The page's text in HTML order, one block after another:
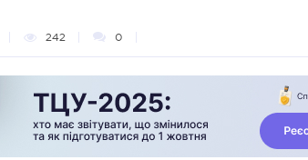
242 0